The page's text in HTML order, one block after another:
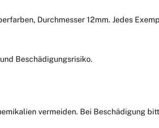
Durchmesser 12mm. Jedes
Beschädigungsrisiko.
vermeiden. Bei Beschädigung